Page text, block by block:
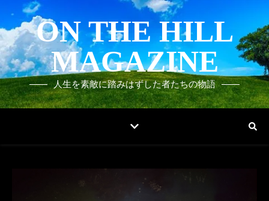
ON THE HILL
MAGAZINE
人生を素敵に踏みはずした者たちの物語